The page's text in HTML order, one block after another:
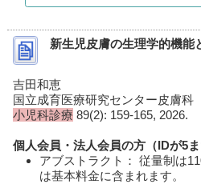
新生児皮膚の生理学的機能
吉田和恵
国立成育医療研究センター皮膚科
小児科診療 89(2): 159-165, 2026.
個人会員・法人会員の方（IDが5ま
アブストラクト： 従量制は
は基本料金に含まれます。